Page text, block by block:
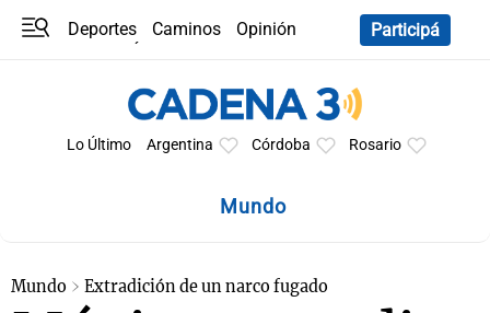
Deportes Caminos
Opinión
Participá
Lo Último Argentina Córdoba Rosario
Mundo
Mundo Extradición de un narco fugado